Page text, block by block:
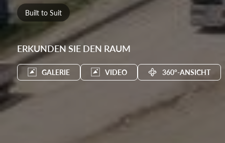
Built to Suit
ERKUNDEN SIE DEN RAUM
GALERIE VIDEO 360°-ANSICHT